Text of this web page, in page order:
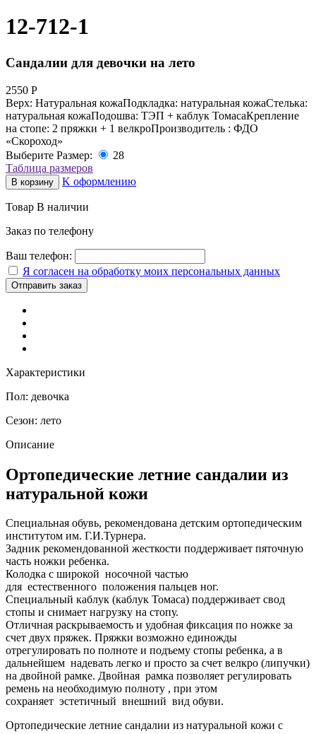
12-712-1
Сандалии для девочки на лето
2550 Р
Верх: Натуральная кожаПодкладка: натуральная кожаСтелька:
натуральная кожаПодошва: ТЭП + каблук ТомасаКрепление
на стопе: 2 пряжки + 1 велкроПроизводитель : ФДО
«Скороход»
Выберите Размер:
28
Таблица размеров
В корзину K оформлению
Товар В наличии
Заказ по телефону
Ваш телефон:
Я согласен на обработку моих персональных данных
Характеристики
Пол: девочка
Сезон: лето
Описание
Ортопедические летние сандалии из
натуральной кожи
Специальная обувь, рекомендована детским ортопедическим
институтом им. Г.И.Турнера.
Задник рекомендованной жесткости поддерживает пяточную
часть ножки ребенка.
Колодка с широкой носочной частью
для естественного положения пальцев ног.
Специальный каблук (каблук Томаса) поддерживает свод
стопы и снимает нагрузку на стопу.
Отличная раскрываемость и удобная фиксация по ножке за
счет двух пряжек. Пряжки возможно единожды
отрегулировать по полноте и подъему стопы ребенка, а в
дальнейшем надевать легко и просто за счет велкро (липучки)
на двойной рамке. Двойная рамка позволяет регулировать
ремень на необходимую полноту , при этом
сохраняет эстетичный внешний вид обуви.
Ортопедические летние сандалии из натуральной кожи с